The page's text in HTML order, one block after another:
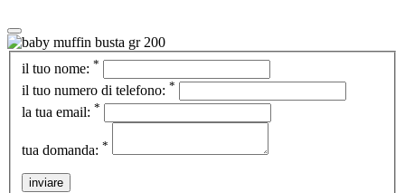
il tuo nome: *
il tuo numero di telefono: *
la tua email: *
tua domanda: *
inviare